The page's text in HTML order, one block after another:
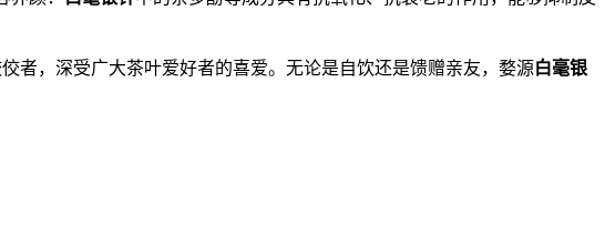
者，深受广大茶叶爱好者的喜爱。无论是自饮还是馈赠亲友，婺源白毫银